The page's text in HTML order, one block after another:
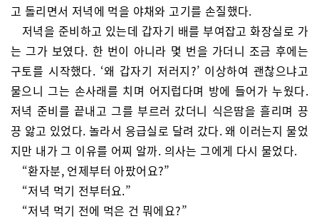
고 돌리면서 저녁에 먹을 야채와 고기를 손질했다.
저녁을 준비하고 있는데 갑자기 배를 부여잡고 화장실로 가
는 그가 보였다. 한 번이 아니라 몇 번을 가더니 조금 후에는
구토를 시작했다. ‘왜 갑자기 저러지?’ 이상하여 괜찮으냐고
물으니 그는 손사래를 치며 어지럽다며 방에 들어가 누웠다.
저녁 준비를 끝내고 그를 부르러 갔더니 식은땀을 흘리며 끙
끙 앓고 있었다. 놀라서 응급실로 달려 갔다. 왜 이러는지 물었
지만 내가 그 이유를 어찌 알까. 의사는 그에게 다시 물었다.
“환자분, 언제부터 아팠어요?”
“저녁 먹기 전부터요.”
“저녁 먹기 전에 먹은 건 뭐에요?”